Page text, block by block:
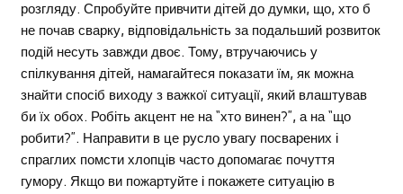
розгляду. Спробуйте привчити дітей до думки, що, хто б
не почав сварку, відповідальність за подальший розвиток
подій несуть завжди двоє. Тому, втручаючись у
спілкування дітей, намагайтеся показати їм, як можна
знайти спосіб виходу з важкої ситуації, який влаштував
би їх обох. Робіть акцент не на “хто винен?”, а на “що
робити?”. Направити в це русло увагу посварених і
спраглих помсти хлопців часто допомагає почуття
гумору. Якщо ви пожартуйте і покажете ситуацію в